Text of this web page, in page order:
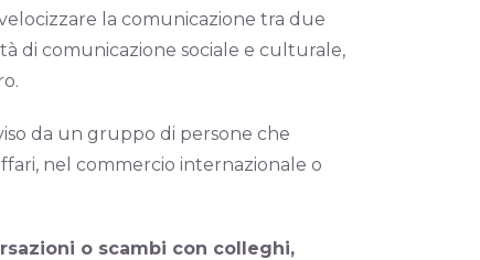
la comunicazione tra due
di comunicazione sociale e culturale,
da un gruppo di persone che
nel commercio internazionale o
o scambi con colleghi,